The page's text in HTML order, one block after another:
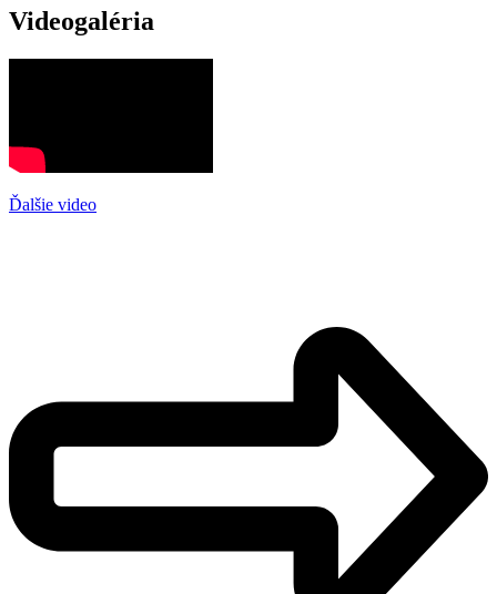
Videogaléria
Ďalšie video